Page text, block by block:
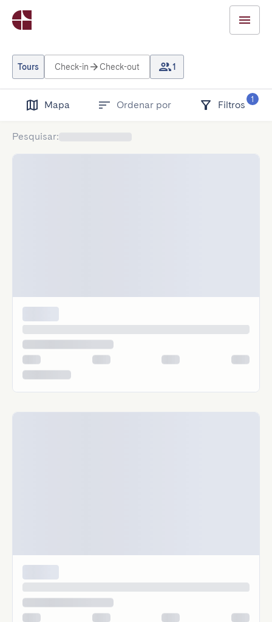
Tours Check-in Check-out 1
Mapa Ordenar por Filtros
1
Pesquisar: